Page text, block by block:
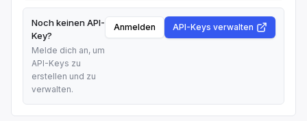
Noch keinen API-
Key?
Melde dich an, um
API-Keys zu
erstellen und zu
verwalten.
Anmelden API-Keys verwalten